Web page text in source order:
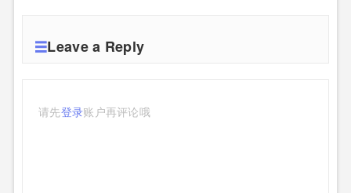
Leave a Reply
请先登录账户再评论哦